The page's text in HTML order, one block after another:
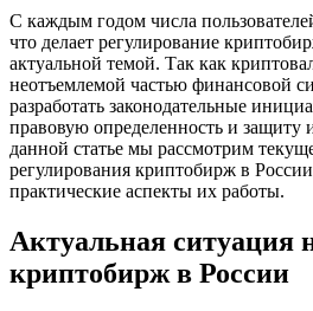
С каждым годом числа пользователей криптовалют растут,
что делает регулирование
актуальной темой. Так как
неотъемлемой частью финансовой
разработать законодательные
правовую определенность и защиту
данной статье мы рассмотрим
регулирования криптобирж в
практические аспекты их работы.
Актуальная ситуация
криптобирж в России